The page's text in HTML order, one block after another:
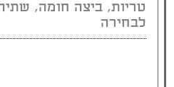
טריות, ביצה חומה,
לבחירה